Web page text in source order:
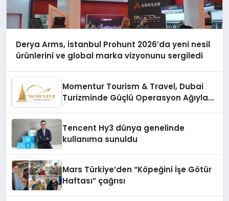
Derya Arms, İstanbul Prohunt 2026’da yeni nesil
ürünlerini ve global marka vizyonunu sergiledi
Momentur Tourism & Travel, Dubai
Turizminde Güçlü Operasyon Ağıyla
Tencent Hy3 dünya genelinde
kullanıma sunuldu
Mars Türkiye’den “Köpeğini İşe Götür
Haftası” çağrısı